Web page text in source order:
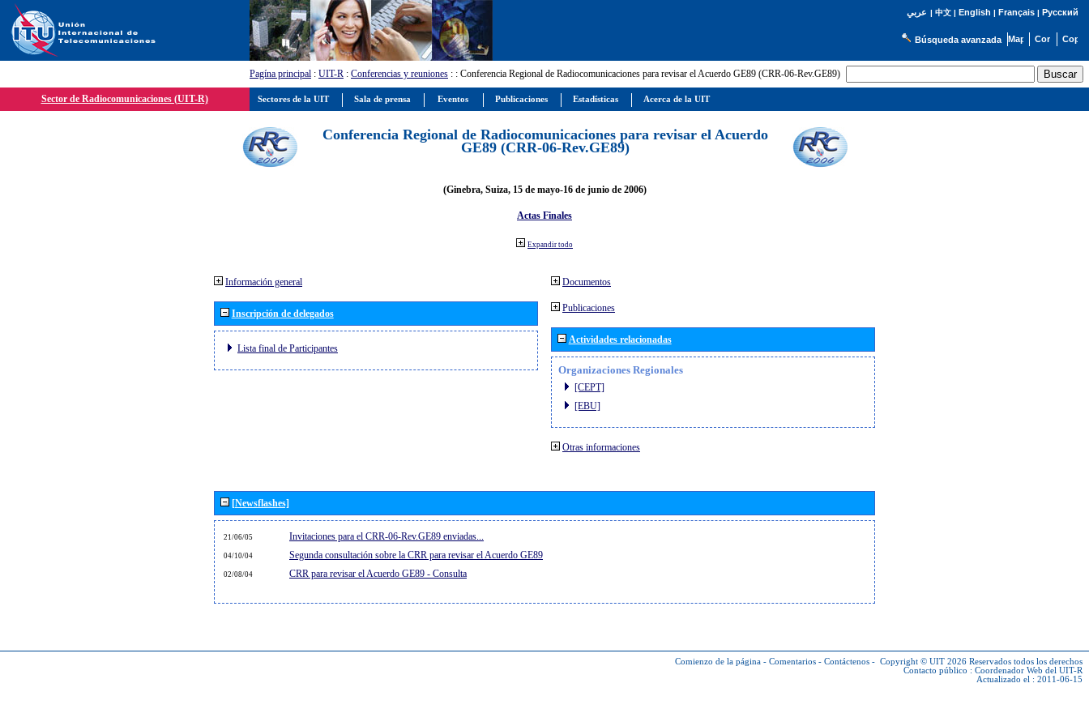
عربي | 中文| English | Français| Русский
Búsqueda avanzada
Pagína principal : UIT-R : Conferencias y reuniones : : Conferencia Regional de Radiocomunicaciones para revisar el Acuerdo GE89 (CRR-06-Rev.GE89)
Sector de Radiocomunicaciones (UIT-R)
Conferencia Regional de Radiocomunicaciones para revisar el Acuerdo
GE89 (CRR-06-Rev.GE89)
(Ginebra, Suiza, 15 de mayo-16 de junio de 2006)
Actas Finales
Expandir todo
Información general
Inscripción de delegados
Lista final de Participantes
Documentos
Publicaciones
Actividades relacionadas
Organizaciones Regionales
[CEPT]
[EBU]
Otras informaciones
[Newsflashes]
21/06/05 Invitaciones para el CRR-06-Rev.GE89 enviadas...
04/10/04 Segunda consultación sobre la CRR para revisar el Acuerdo GE89
02/08/04 CRR para revisar el Acuerdo GE89 - Consulta
Comienzo de la página - Comentarios - Contáctenos - Copyright © UIT 2026 Reservados todos los derechos
Contacto público : Coordenador Web del UIT-R
Actualizado el : 2011-06-15
Sectores de la UIT Sala de prensa Eventos Publicaciones Estadísticas Acerca de la UIT